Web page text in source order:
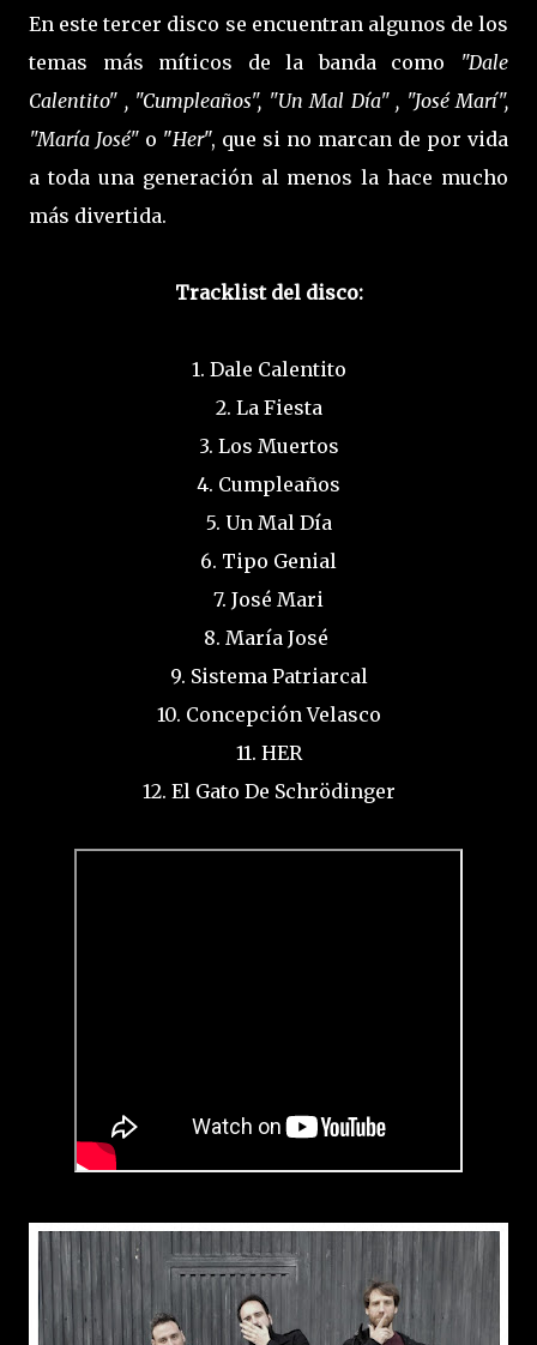
En este tercer disco se encuentran algunos de los
temas más míticos de la banda como "Dale
Calentito" , "Cumpleaños", "Un Mal Día" , "José Marí",
"María José" o "Her", que si no marcan de por vida
a toda una generación al menos la hace mucho
más divertida.
Tracklist del disco:
1. Dale Calentito
2. La Fiesta
3. Los Muertos
4. Cumpleaños
5. Un Mal Día
6. Tipo Genial
7. José Mari
8. María José
9. Sistema Patriarcal
10. Concepción Velasco
11. HER
12. El Gato De Schrödinger